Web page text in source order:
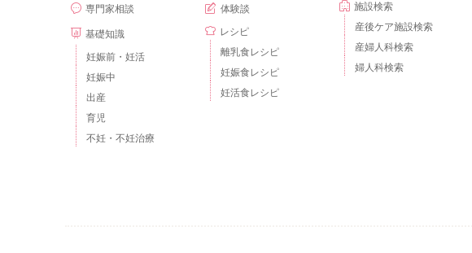
専門家相談
基礎知識
妊娠前・妊活
妊娠中
出産
育児
不妊・不妊治療
体験談
レシピ
離乳食レシピ
妊娠食レシピ
妊活食レシピ
施設検索
産後ケア施設検索
産婦人科検索
婦人科検索